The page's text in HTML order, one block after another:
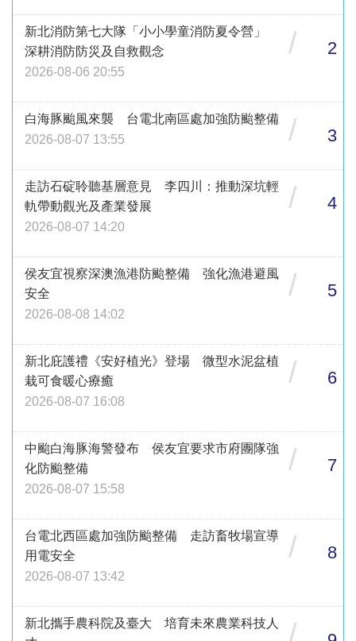
新北消防第七大隊「小小學童消防夏令營」
深耕消防防災及自救觀念
2026-08-06 20:55
/ 2
白海豚颱風來襲 台電北南區處加強防颱整備
2026-08-07 13:55
/ 3
走訪石碇聆聽基層意見 李四川：推動深坑輕
軌帶動觀光及產業發展
2026-08-07 14:20
/ 4
侯友宜視察深澳漁港防颱整備 強化漁港避風
安全
2026-08-08 14:02
/ 5
新北庇護禮《安好植光》登場 微型水泥盆植
栽可食暖心療癒
2026-08-07 16:08
/ 6
中颱白海豚海警發布 侯友宜要求市府團隊強
化防颱整備
2026-08-07 15:58
/ 7
台電北西區處加強防颱整備 走訪畜牧場宣導
用電安全
2026-08-07 13:42
/ 8
新北攜手農科院及臺大 培育未來農業科技人